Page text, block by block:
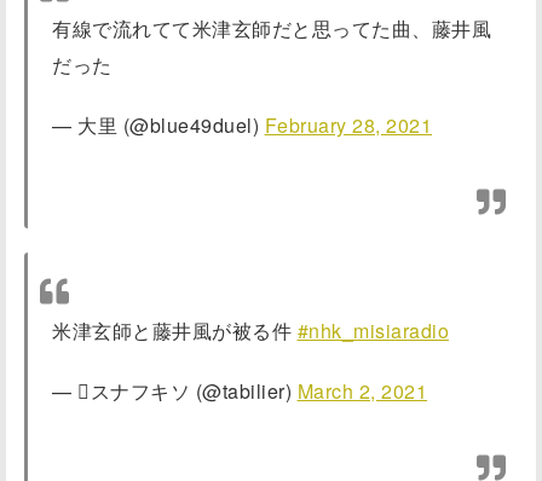
有線で流れてて米津玄師だと思ってた曲、藤井風
だった
— 大里 (@blue49duel) February 28, 2021
米津玄師と藤井風が被る件 #nhk_misiaradio
— スナフキソ (@tabilier) March 2, 2021